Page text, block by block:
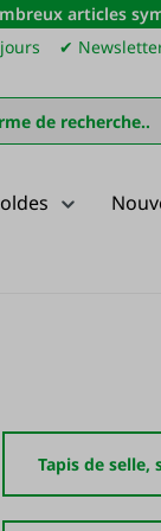
articles
✔
Tapis de selle,